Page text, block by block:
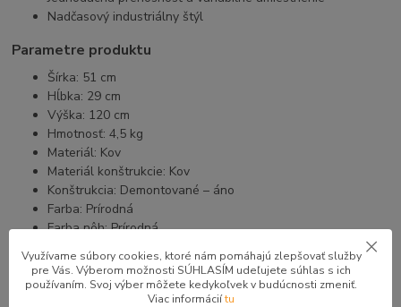
Nadčasový industriálny štýl
Parametre produktu
Šírka: 51 cm
Hĺbka: 29 cm
Výška: 120 cm
Hmotnosť: 4,5 kg
Materiál: Kov
Materiál konštrukcie: Kov
Konštrukcia: Demontované – áno
Farba: Prírodná
Farba nôh: Prírodná
Skupina tovaru: Nemý sluha
Štýl: Industriálny
Nosnosť: 5 kg
Využívame súbory cookies, ktoré nám pomáhajú zlepšovať služby
pre Vás. Výberom možnosti SÚHLASÍM udeľujete súhlas s ich
používaním. Svoj výber môžete kedykoľvek v budúcnosti zmeniť.
Viac informáciítu